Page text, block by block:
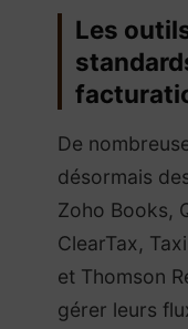
Les
De
désormais
Zoho Books,
ClearTax,
et Thomson
gérer leurs